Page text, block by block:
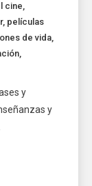
cine,
, películas
de vida,
,
y
y